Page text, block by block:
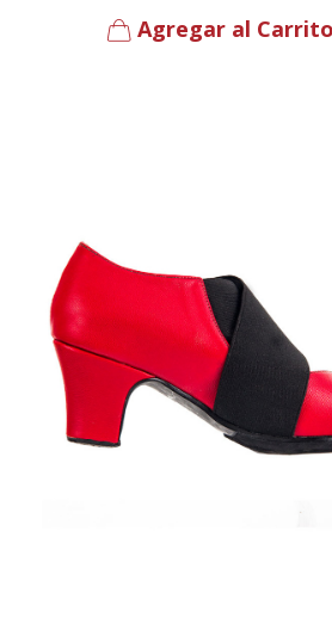
Agregar al Carrito